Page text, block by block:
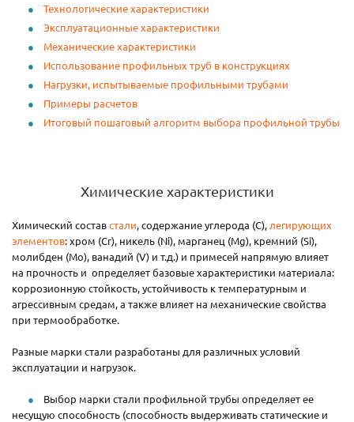
Технологические характеристики
Эксплуатационные характеристики
Механические характеристики
Использование профильных труб в конструкциях
Нагрузки, испытываемые профильными трубами
Примеры расчетов
Итоговый пошаговый алгоритм выбора профильной трубы
Химические характеристики
Химический составстали, содержание углерода (C),легирующих
элементов: хром (Cr), никель (Ni), марганец (Mg), кремний (Si),
молибден (Mo), ванадий (V) и т.д.) и примесей напрямую влияет
на прочность и определяет базовые характеристики материала:
коррозионную стойкость, устойчивость к температурным и
агрессивным средам, а также влияет на механические свойства
при термообработке.
Разные марки стали разработаны для различных условий
эксплуатации и нагрузок.
Выбор марки стали профильной трубы определяет ее
несущую способность (способность выдерживать статические и